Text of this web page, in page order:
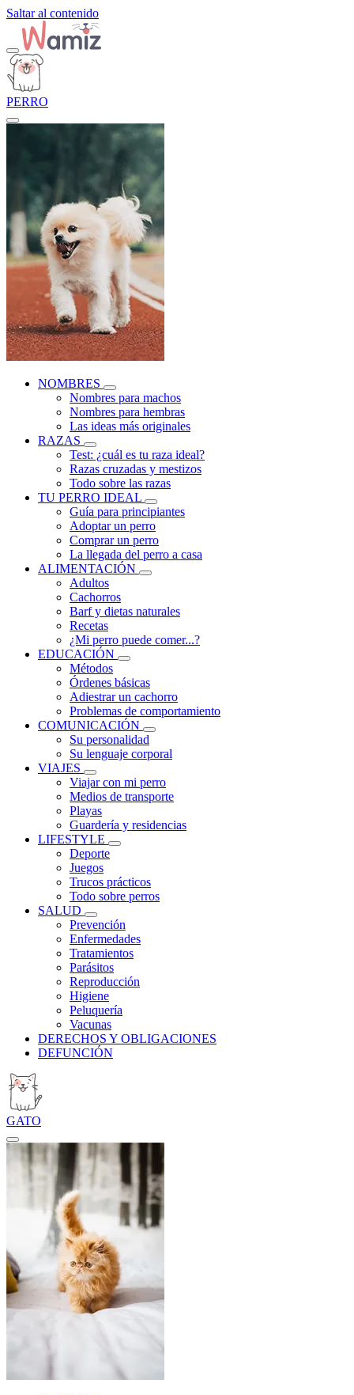
Saltar al contenido
PERRO
NOMBRES
Nombres para machos
Nombres para hembras
Las ideas más originales
RAZAS
Test: ¿cuál es tu raza ideal?
Razas cruzadas y mestizos
Todo sobre las razas
TU PERRO IDEAL
Guía para principiantes
Adoptar un perro
Comprar un perro
La llegada del perro a casa
ALIMENTACIÓN
Adultos
Cachorros
Barf y dietas naturales
Recetas
¿Mi perro puede comer...?
EDUCACIÓN
Métodos
Órdenes básicas
Adiestrar un cachorro
Problemas de comportamiento
COMUNICACIÓN
Su personalidad
Su lenguaje corporal
VIAJES
Viajar con mi perro
Medios de transporte
Playas
Guardería y residencias
LIFESTYLE
Deporte
Juegos
Trucos prácticos
Todo sobre perros
SALUD
Prevención
Enfermedades
Tratamientos
Parásitos
Reproducción
Higiene
Peluquería
Vacunas
DERECHOS Y OBLIGACIONES
DEFUNCIÓN
GATO